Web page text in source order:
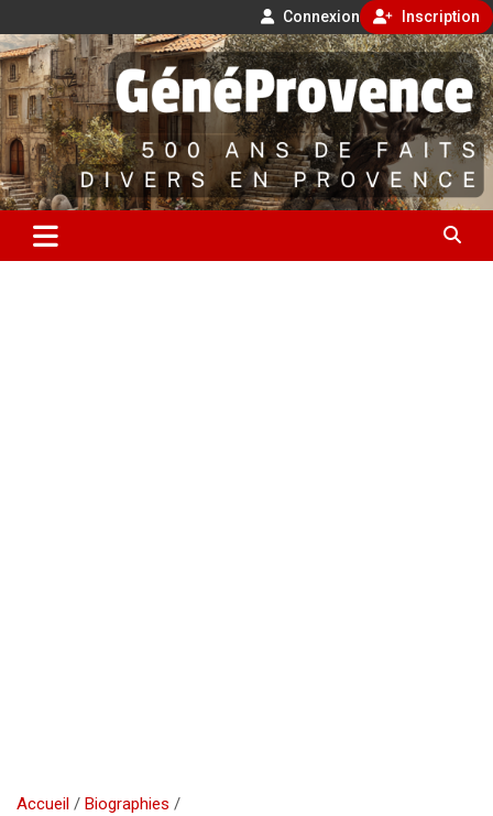
Connexion Inscription
Aller
au
contenu
GénéProvence
500 ans de faits divers en Provence
Accueil
Biographies